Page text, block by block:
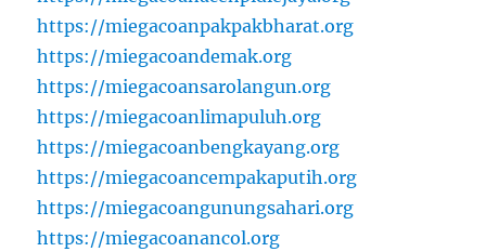
https://miegacoanpakpakbharat.org
https://miegacoandemak.org
https://miegacoansarolangun.org
https://miegacoanlimapuluh.org
https://miegacoanbengkayang.org
https://miegacoancempakaputih.org
https://miegacoangunungsahari.org
https://miegacoanancol.org